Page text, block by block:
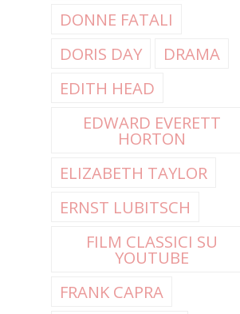
DONNE FATALI
DORIS DAY
DRAMA
EDITH HEAD
EDWARD EVERETT
HORTON
ELIZABETH TAYLOR
ERNST LUBITSCH
FILM CLASSICI SU
YOUTUBE
FRANK CAPRA